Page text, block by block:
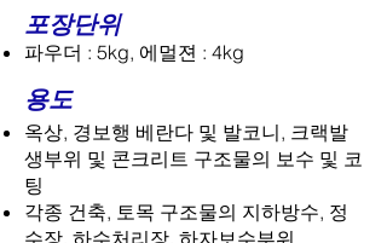
포장단위
파우더 : 5kg, 에멀젼 : 4kg
용도
옥상, 경보행 베란다 및 발코니, 크랙발
생부위 및 콘크리트 구조물의 보수 및 코
팅
각종 건축, 토목 구조물의 지하방수, 정
수장, 하수처리장, 하자보수부위